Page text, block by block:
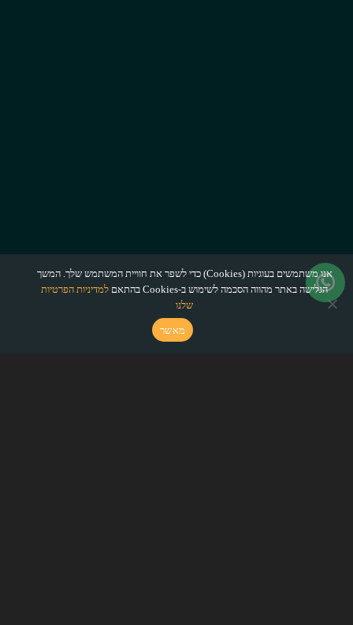
אנו משתמשים בעוגיות (Cookies) כדי לשפר את חוויית המשתמש שלך. המשך
הגלישה באתר מהווה הסכמה לשימוש ב-Cookies בהתאם
למדיניות הפרטיות
שלנו
מאשר